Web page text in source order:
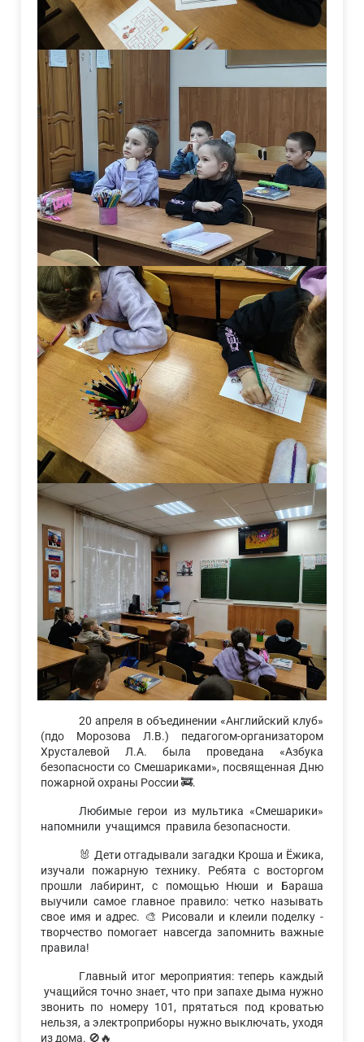
20 апреля в объединении «Английский клуб»
(пдо Морозова Л.В.) педагогом-организатором
Хрусталевой Л.А. была проведана «Азбука
безопасности со Смешариками», посвященная Дню
пожарной охраны России 🚒.
Любимые герои из мультика «Смешарики»
напомнили учащимся правила безопасности.
🐰 Дети отгадывали загадки Кроша и Ёжика,
изучали пожарную технику. Ребята с восторгом
прошли лабиринт, с помощью Нюши и Бараша
выучили самое главное правило: четко называть
свое имя и адрес. 🎨 Рисовали и клеили поделку -
творчество помогает навсегда запомнить важные
правила!
Главный итог мероприятия: теперь каждый
учащийся точно знает, что при запахе дыма нужно
звонить по номеру 101, прятаться под кроватью
нельзя, а электроприборы нужно выключать, уходя
из дома. 🚫🔥